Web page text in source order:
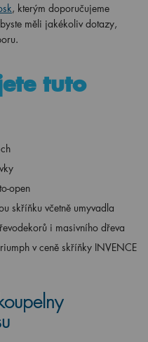
, kterým doporučujeme
měli jakékoliv dotazy,
tuto
open
skříňku včetně umyvadla
i masivního dřeva
v ceně skříňky INVENCE